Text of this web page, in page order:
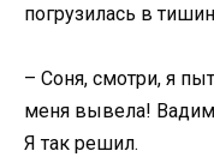
погрузилась в
– Соня, смотри, я
меня вывела! Вадим
Я так решил.